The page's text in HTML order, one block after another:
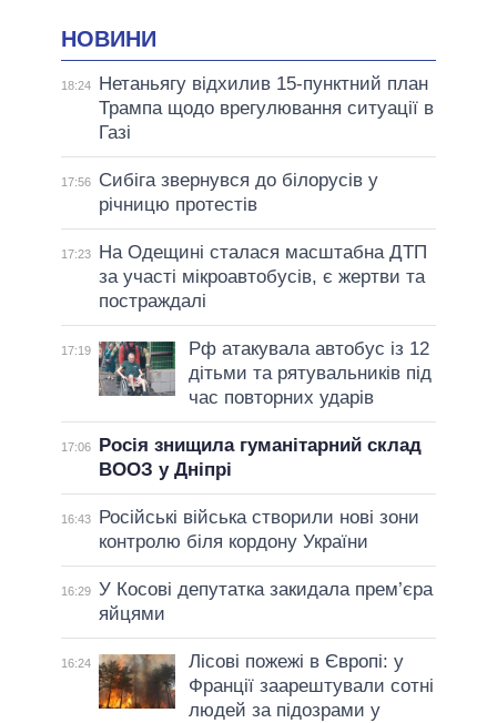
НОВИНИ
18:24
Нетаньягу відхилив 15-пунктний план
Трампа щодо врегулювання ситуації в
Газі
17:56
Сибіга звернувся до білорусів у
річницю протестів
17:23
На Одещині сталася масштабна ДТП
за участі мікроавтобусів, є жертви та
постраждалі
17:19
Рф атакувала автобус із 12
дітьми та рятувальників під
час повторних ударів
17:06
Росія знищила гуманітарний склад
ВООЗ у Дніпрі
16:43
Російські війська створили нові зони
контролю біля кордону України
16:29 У Косові депутатка закидала прем’єра
яйцями
16:24
Лісові пожежі в Європі: у
Франції заарештували сотні
людей за підозрами у